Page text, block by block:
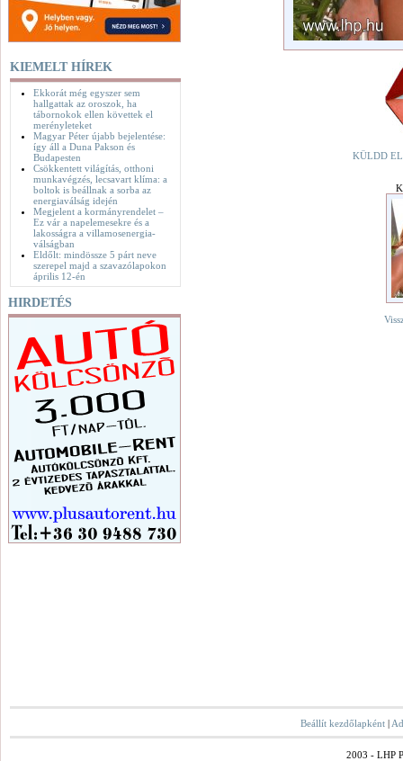
KIEMELT HÍREK
Ekkorát még egyszer sem
hallgattak az oroszok, ha
tábornokok ellen követtek el
merényleteket
Magyar Péter újabb bejelentése:
így áll a Duna Pakson és
Budapesten
Csökkentett világítás, otthoni
munkavégzés, lecsavart klíma: a
boltok is beállnak a sorba az
energiaválság idején
Megjelent a kormányrendelet –
Ez vár a napelemesekre és a
lakosságra a villamosenergia-
válságban
Eldőlt: mindössze 5 párt neve
szerepel majd a szavazólapokon
április 12-én
HIRDETÉS
KÜLDD
Beállít kezdőlapként |
2003 - LHP